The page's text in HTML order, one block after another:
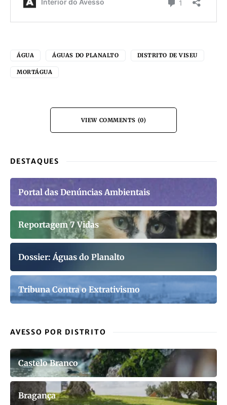
ÁGUA ÁGUAS DO PLANALTO DISTRITO DE VISEU
MORTÁGUA
VIEW COMMENTS (0)
DESTAQUES
Portal das Denúncias Ambientais
Reportagem 7 Vidas
Dossier: Águas do Planalto
Tribuna Contra o Extrativismo
AVESSO POR DISTRITO
Castelo Branco
Bragança